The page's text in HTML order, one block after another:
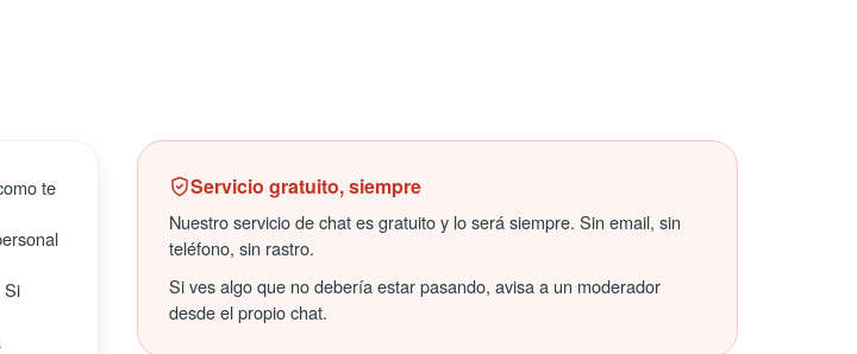
te
Si
Servicio gratuito, siempre
Nuestro servicio de chat es gratuito y lo será siempre. Sin email, sin
teléfono, sin rastro.
Si ves algo que no debería estar pasando, avisa a un moderador
desde el propio chat.